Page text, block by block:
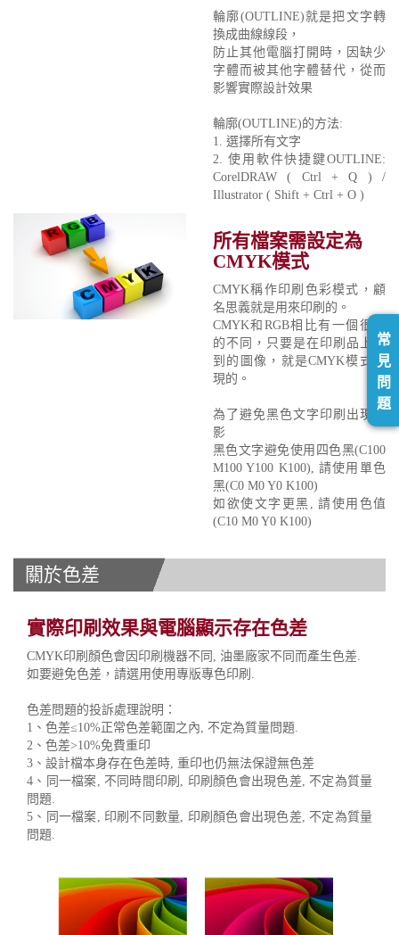
輪廓(OUTLINE)就是把文字轉
換成曲線線段，
防止其他電腦打開時，因缺少
字體而被其他字體替代，從而
影響實際設計效果
輪廓(OUTLINE)的方法:
1. 選擇所有文字
2. 使用軟件快捷鍵OUTLINE:
CorelDRAW ( Ctrl + Q ) /
Illustrator ( Shift + Ctrl + O )
所有檔案需設定為
CMYK模式
CMYK稱作印刷色彩模式，顧
名思義就是用來印刷的。
CMYK和RGB相比有一個很大
的不同，只要是在印刷品上看
到的圖像，就是CMYK模式表
現的。
為了避免黑色文字印刷出現重
影
黑色文字避免使用四色黑(C100
M100 Y100 K100), 請使用單色
黑(C0 M0 Y0 K100)
如欲使文字更黑, 請使用色值
(C10 M0 Y0 K100)
關於色差
實際印刷效果與電腦顯示存在色差
CMYK印刷顏色會因印刷機器不同, 油墨廠家不同而產生色差.
如要避免色差，請選用使用專版專色印刷.
色差問題的投訴處理說明：
1、色差≤10%正常色差範圍之內, 不定為質量問題.
2、色差>10%免費重印
3、設計檔本身存在色差時, 重印也仍無法保證無色差
4、同一檔案, 不同時間印刷, 印刷顏色會出現色差, 不定為質量
問題.
5、同一檔案, 印刷不同數量, 印刷顏色會出現色差, 不定為質量
問題.
常
見
問
題